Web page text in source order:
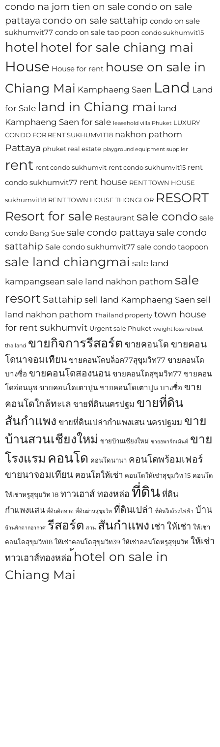
condo na jom tien on sale condo on sale
pattaya condo on sale sattahip condo on sale
sukhumvit77 condo on sale tao poon condo sukhumvit15
hotel hotel for sale chiang mai
House House for rent house on sale in
Chiang Mai Kamphaeng Saen Land Land
for Sale land in Chiang mai land
Kamphaeng Saen for sale leasehold villa Phuket LUXURY
CONDO FOR RENT SUKHUMVIT18 nakhon pathom
Pattaya phuket real estate playground equipment supplier
rent rent condo sukhumvit rent condo sukhumvit15 rent
condo sukhumvit77 rent house RENT TOWN HOUSE
sukhumvit18 RENT TOWN HOUSE THONGLOR RESORT
Resort for sale Restaurant sale condo sale
condo Bang Sue sale condo pattaya sale condo
sattahip Sale condo sukhumvit77 sale condo taopoon
sale land chiangmai sale land
kampangsean sale land nakhon pathom sale
resort Sattahip sell land Kamphaeng Saen sell
land nakhon pathom Thailand property town house
for rent sukhumvit Urgent sale Phuket weight loss retreat
thailand ขายกิจการรีสอร์ต ขายคอนโด ขายคอน
โดนาจอมเทียน ขายคอนโดบล็อค77สุขุมวิท77 ขายคอนโด
บางซื่อ ขายคอนโดสองนอน ขายคอนโดสุขุมวิท77 ขายคอน
โดอ่อนนุช ขายคอนโดเตาปูน ขายคอนโดเตาปูน บางซื่อ ขาย
คอนโดใกล้ทะเล ขายที่ดินนครปฐม ขายที่ดิน
สันกำแพง ขายที่ดินเปล่ากำแพงเสน นครปฐมม ขาย
บ้านสวนเชียงใหม่ ขายบ้านเชียงใหม่ ขายอพาร์ตเม้นท์ ขาย
โรงแรม คอนโด คอนโดนานา คอนโดพร้อมเฟอร์
ขายนาจอมเทียน คอนโดให้เช่า คอนโดให้เช่าสุขุมวิท 15 คอนโด
ให้เช่าหรูสุขุมวิท 18 ทาวเฮาส์ ทองหล่อ ที่ดิน ที่ดิน
กำแพงแสน ที่ดินติดหาด ที่ดินย่านสุขุมวิท ที่ดินเปล่า ที่ดินใกล้รถไฟฟ้า บ้าน
บ้านพักตากอากาศ รีสอร์ต สวน สันกำแพง เช่า ให้เช่า ให้เช่า
คอนโดสุขุมวิท18 ให้เช่าคอนโดสุขุมวิท39 ให้เช่าคอนโดหรูสุขุมวิท ให้เช่า
ทาวเฮาส์ทองหล่อ ้hotel on sale in
Chiang Mai